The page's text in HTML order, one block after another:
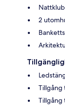
2
Tillgång
Tillgång